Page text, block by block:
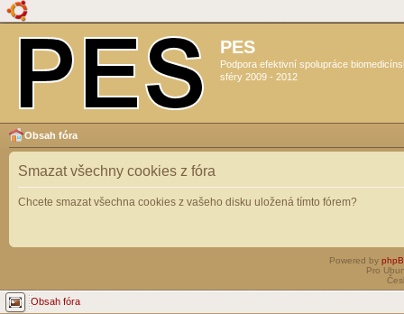
PES
Podpora efektivní spolupráce
sféry 2009 - 2012
Obsah fóra
Smazat všechny cookies z fóra
Chcete smazat všechna cookies z vašeho disku uložená tímto fórem?
Powered by
Pro
Obsah fóra